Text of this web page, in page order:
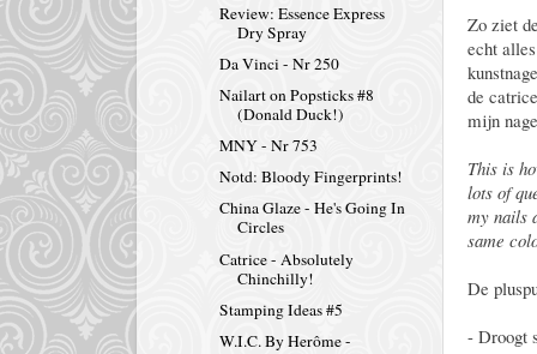
Zo ziet
echt
de
mijn
This is
lots of
my nails
same
De
- Droogt
Review: Essence Express
Dry Spray
Da Vinci - Nr 250
Nailart on Popsticks #8
(Donald Duck!)
MNY - Nr 753
Notd: Bloody Fingerprints!
China Glaze - He's Going In
Circles
Catrice - Absolutely
Chinchilly!
Stamping Ideas #5
W.I.C. By Herôme -